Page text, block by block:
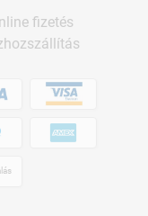
fizetés